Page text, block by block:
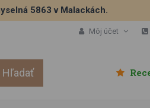
5863 v Malackách.
Môj účet